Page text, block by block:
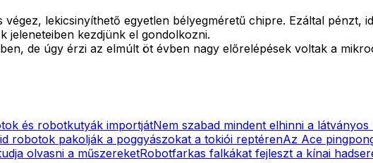
lekicsinyíthető egyetlen bélyegméretű chipre. Ezáltal pénzt,
jeleneteiben kezdjünk el gondolkozni.
de úgy érzi az elmúlt öt évben nagy előrelépések voltak a
és robotkutyák importjátNem szabad mindent elhinni a
robotok pakolják a poggyászokat a tokiói reptérenAz Ace
olvasni a műszereketRobotfarkas falkákat fejleszt a kínai